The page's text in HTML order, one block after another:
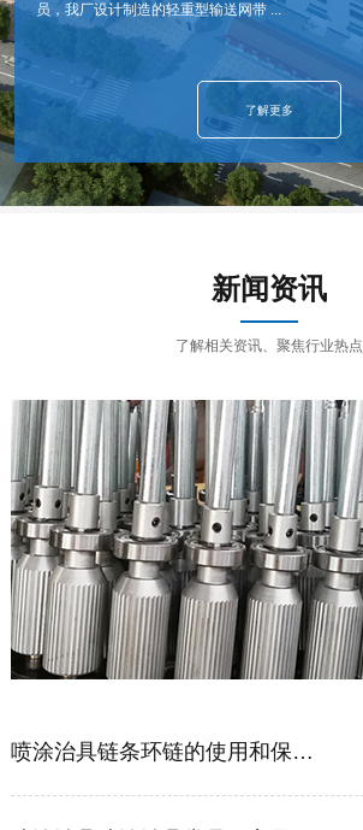
员，我厂设计制造的轻重型输送网带 ...
了解更多
新闻资讯
了解相关资讯、聚焦行业热点
喷涂治具链条环链的使用和保养维护